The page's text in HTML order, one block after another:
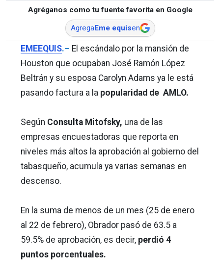
Agréganos como tu fuente favorita en Google
AgregaEme equisen
EMEEQUIS.– El escándalo por la mansión de
Houston que ocupaban José Ramón López
Beltrán y su esposa Carolyn Adams ya le está
pasando factura a la popularidad de AMLO.
Según Consulta Mitofsky, una de las
empresas encuestadoras que reporta en
niveles más altos la aprobación al gobierno del
tabasqueño, acumula ya varias semanas en
descenso.
En la suma de menos de un mes (25 de enero
al 22 de febrero), Obrador pasó de 63.5 a
59.5% de aprobación, es decir, perdió 4
puntos porcentuales.